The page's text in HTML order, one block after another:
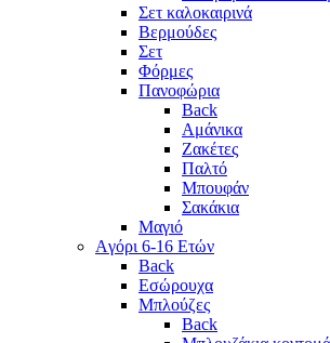
Σετ καλοκαιρινά
Βερμούδες
Σετ
Φόρμες
Πανοφώρια
Back
Αμάνικα
Ζακέτες
Παλτό
Μπουφάν
Σακάκια
Μαγιό
Aγόρι 6-16 Ετών
Back
Eσώρουχα
Μπλούζες
Back